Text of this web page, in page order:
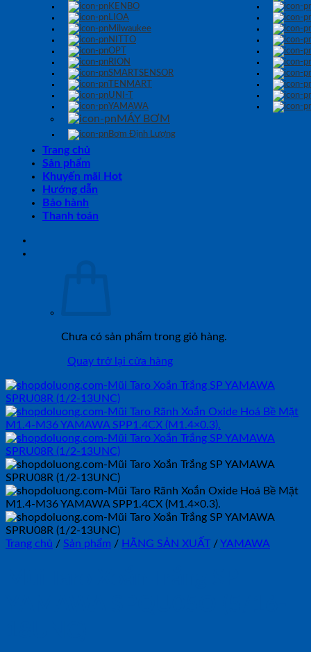
KENBO
LIOA
Milwaukee
NITTO
OPT
RION
SMARTSENSOR
TENMART
UNI-T
YAMAWA
MÁY BƠM
Bơm Định Lượng
Trang chủ
Sản phẩm
Khuyến mãi Hot
Hướng dẫn
Bảo hành
Thanh toán
Chưa có sản phẩm trong giỏ hàng.
Quay trở lại cửa hàng
Trang chủ / Sản phẩm / HÃNG SẢN XUẤT /YAMAWA